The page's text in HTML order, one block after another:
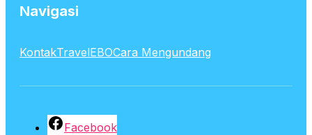
Navigasi
KontakTravelEBOCara Mengundang
Facebook